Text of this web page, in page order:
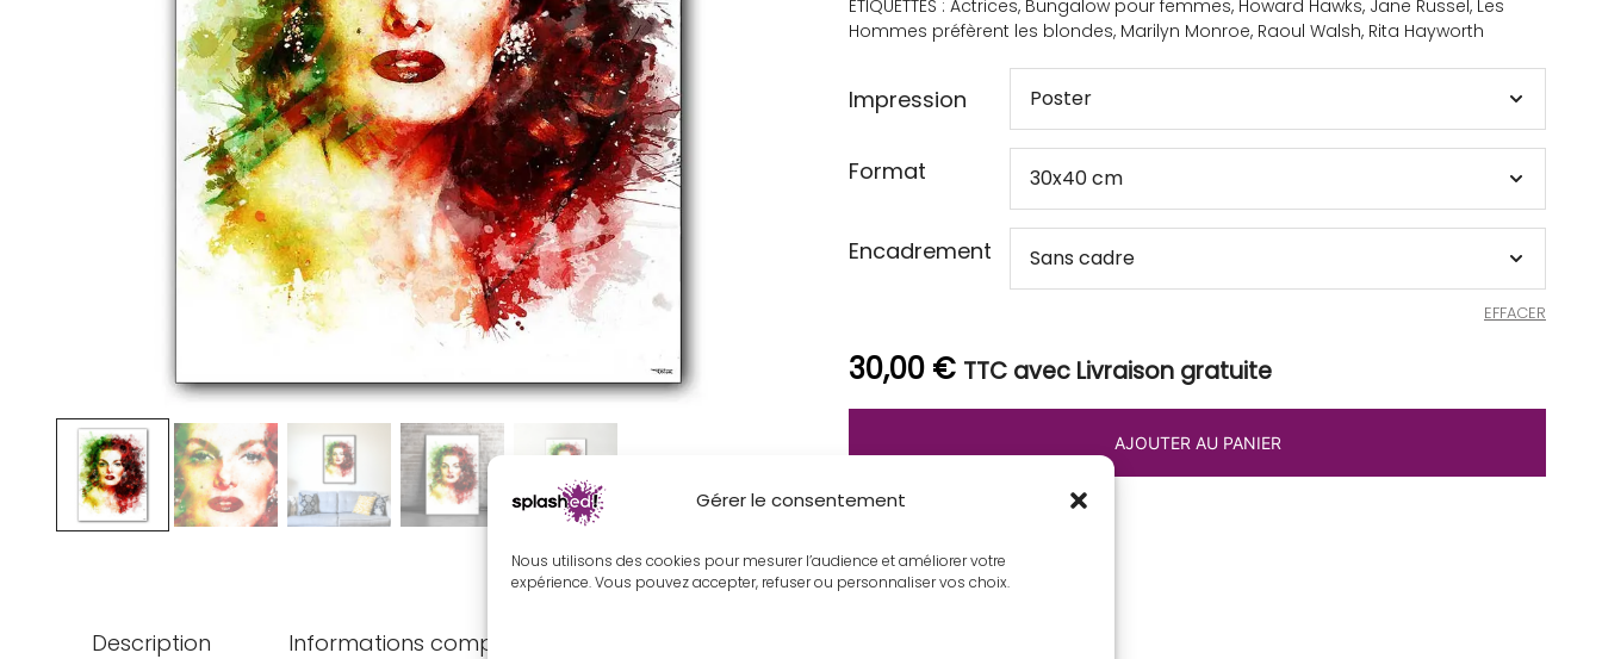
Gérer le consentement
Nous utilisons des cookies pour mesurer l’audience et améliorer votre
expérience. Vous pouvez accepter, refuser ou personnaliser vos choix.
ÉTIQUETTES : Actrices, Bungalow pour femmes, Howard Hawks, Jane Russel, Les
Hommes préfèrent les blondes, Marilyn Monroe, Raoul Walsh, Rita Hayworth
Impression
Format
Encadrement
EFFACER
30,00 € TTC avec Livraison gratuite
AJOUTER AU PANIER
Description Informations complémentaires